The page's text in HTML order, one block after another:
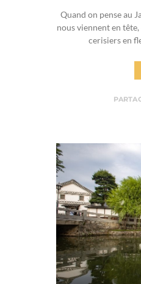
Quand on pense au
nous viennent en
cerisiers en